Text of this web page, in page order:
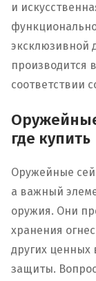
и
эксклюзивной
производится
соответствии
где купить
Оружейные
а важный
оружия. Они
хранения
других ценных
защиты.